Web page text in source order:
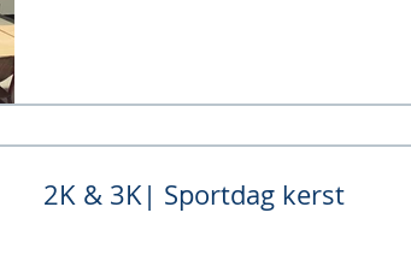
2K & 3K| Sportdag kerst